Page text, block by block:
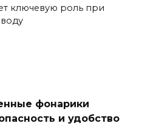
ключевую роль при
фонарики
и удобство